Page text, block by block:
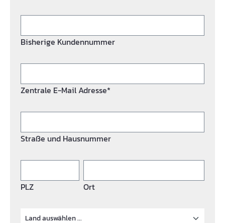
Bisherige Kundennummer
Zentrale E-Mail Adresse*
Straße und Hausnummer
PLZ Ort